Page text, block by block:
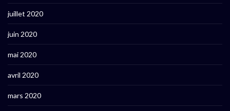
juillet 2020
juin 2020
mai 2020
avril 2020
mars 2020